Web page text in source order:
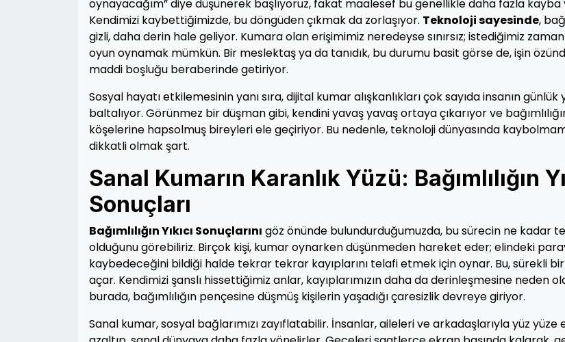
oynayacağım” diye düşünerek başlıyoruz, fakat maalesef bu genellikle daha fazla kayba
Kendimizi kaybettiğimizde, bu döngüden çıkmak da zorlaşıyor. Teknoloji sayesinde,
gizli, daha derin hale geliyor. Kumara olan erişimimiz neredeyse sınırsız; istediğimiz
oyun oynamak mümkün. Bir meslektaş ya da tanıdık, bu durumu basit görse de, işin
maddi boşluğu beraberinde getiriyor.
Sosyal hayatı etkilemesinin yanı sıra, dijital kumar alışkanlıkları çok sayıda insanın günlük
baltalıyor. Görünmez bir düşman gibi, kendini yavaş yavaş ortaya çıkarıyor ve
köşelerine hapsolmuş bireyleri ele geçiriyor. Bu nedenle, teknoloji dünyasında
dikkatli olmak şart.
Sanal Kumarın Karanlık Yüzü: Bağımlılığın
Sonuçları
Bağımlılığın Yıkıcı Sonuçlarını göz önünde bulundurduğumuzda, bu sürecin ne kadar
olduğunu görebiliriz. Birçok kişi, kumar oynarken düşünmeden hareket eder; elindeki
kaybedeceğini bildiği halde tekrar tekrar kayıplarını telafi etmek için oynar. Bu, sürekli
açar. Kendimizi şanslı hissettiğimiz anlar, kayıplarımızın daha da derinleşmesine neden
burada, bağımlılığın pençesine düşmüş kişilerin yaşadığı çaresizlik devreye giriyor.
Sanal kumar, sosyal bağlarımızı zayıflatabilir. İnsanlar, aileleri ve arkadaşlarıyla yüz